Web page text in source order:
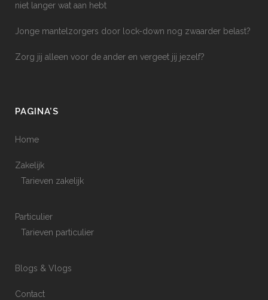
niet langer wat aan hebt
Jonge mantelzorgers door lock-down nog zwaarder belast?
Zorg jij alleen voor de ander en vergeet jij jezelf?
PAGINA’S
Home
Zakelijk
Tarieven zakelijk
Particulier
Tarieven particulier
Blogs & Vlogs
Contact